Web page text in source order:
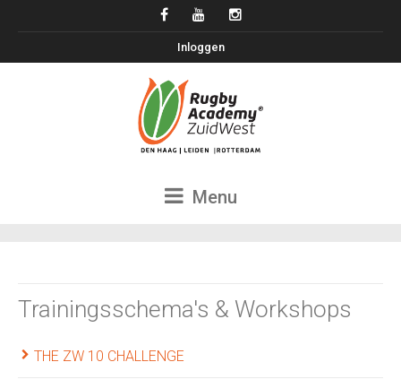
Inloggen
Menu
Trainingsschema's & Workshops
THE ZW 10 CHALLENGE